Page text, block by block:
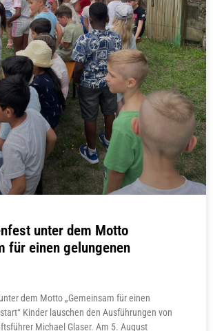
unter dem Motto
für einen gelungenen
dem Motto „Gemeinsam für einen
Kinder lauschen den Ausführungen von
Michael Glaser. Am 5. August